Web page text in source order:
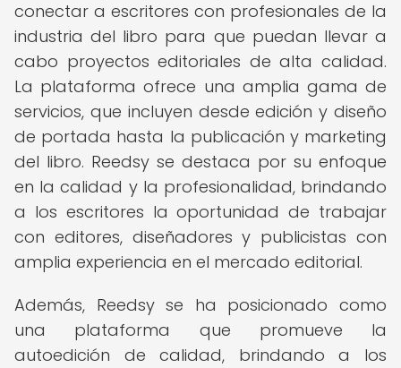
conectar a escritores con profesionales de la
industria del libro para que puedan llevar a
cabo proyectos editoriales de alta calidad.
La plataforma ofrece una amplia gama de
servicios, que incluyen desde edición y diseño
de portada hasta la publicación y marketing
del libro. Reedsy se destaca por su enfoque
en la calidad y la profesionalidad, brindando
a los escritores la oportunidad de trabajar
con editores, diseñadores y publicistas con
amplia experiencia en el mercado editorial.
Además, Reedsy se ha posicionado como
una plataforma que promueve la
autoedición de calidad, brindando a los